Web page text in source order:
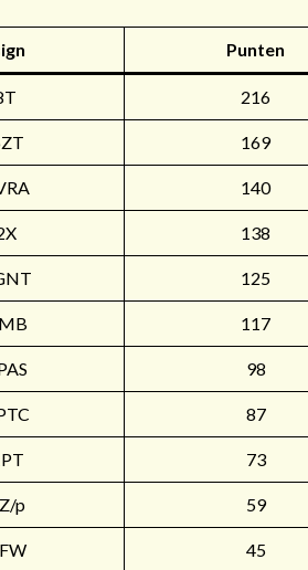
Punten
216
169
140
138
125
117
98
87
73
p 59
45